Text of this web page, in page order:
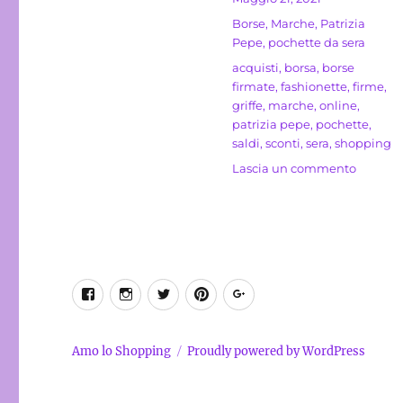
Categorie
Borse, Marche, Patrizia
Pepe, pochette da sera
Tag
acquisti, borsa, borse
firmate, fashionette, firme,
griffe, marche, online,
patrizia pepe, pochette,
saldi, sconti, sera, shopping
Lascia un commentosu
FacebookInstagram
TwitterPinterestGoogle+
Amo lo Shopping Proudly powered by WordPress